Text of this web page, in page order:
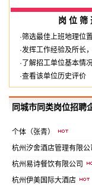
岗 位 筛
·筛选最佳上班地理位
·发挥工作经验及所长
·了解招工单位基本情况
·查看该单位历史评价
同城市同类岗位招聘
个体（张青）
杭州汐舍酒店管理有限公
杭州易诗餐饮有限公司
杭州伊美国际大酒店